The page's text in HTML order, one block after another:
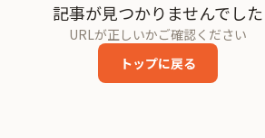
記事が見つかりませんでした
URLが正しいかご確認ください
トップに戻る